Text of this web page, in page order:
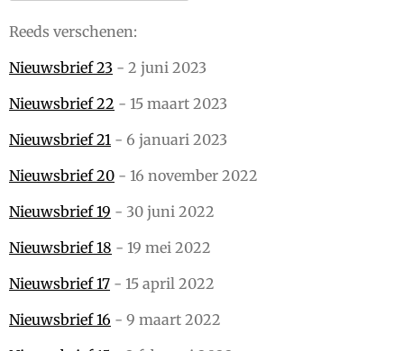
Reeds verschenen:
Nieuwsbrief 23 - 2 juni 2023
Nieuwsbrief 22 - 15 maart 2023
Nieuwsbrief 21 - 6 januari 2023
Nieuwsbrief 20 - 16 november 2022
Nieuwsbrief 19 - 30 juni 2022
Nieuwsbrief 18 - 19 mei 2022
Nieuwsbrief 17 - 15 april 2022
Nieuwsbrief 16 - 9 maart 2022